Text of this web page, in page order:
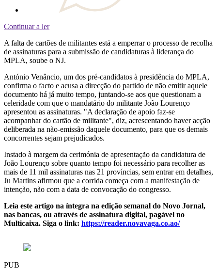
Continuar a ler
A falta de cartões de militantes está a emperrar o processo de recolha
de assinaturas para a submissão de candidaturas à liderança do
MPLA, soube o NJ.
António Venâncio, um dos pré-candidatos à presidência do MPLA,
confirma o facto e acusa a direcção do partido de não emitir aquele
documento há já muito tempo, juntando-se aos que questionam a
celeridade com que o mandatário do militante João Lourenço
apresentou as assinaturas. "A declaração de apoio faz-se
acompanhar do cartão de militante", diz, acrescentando haver acção
deliberada na não-emissão daquele documento, para que os demais
concorrentes sejam prejudicados.
Instado à margem da cerimónia de apresentação da candidatura de
João Lourenço sobre quanto tempo foi necessário para recolher as
mais de 11 mil assinaturas nas 21 províncias, sem entrar em detalhes,
Ju Martins afirmou que a corrida começa com a manifestação de
intenção, não com a data de convocação do congresso.
Leia este artigo na íntegra na edição semanal do Novo Jornal,
nas bancas, ou através de assinatura digital, pagável no
Multicaixa. Siga o link: https://reader.novavaga.co.ao/
PUB